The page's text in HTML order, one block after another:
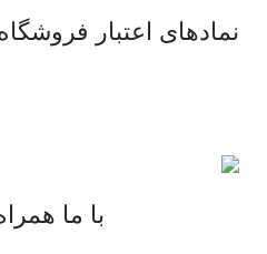
نمادهای اعتبار
با ما